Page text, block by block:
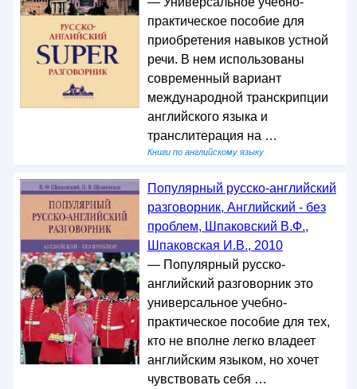
практическое пособие для
приобретения навыков устной
речи. В нем использованы
современный вариант
международной транскрипции
английского языка и
транслитерация на …
Книги по английскому языку
Популярный русско-английский
разговорник, Английский - без
проблем, Шпаковский В.Ф.,
Шпаковская И.В., 2010
— Популярный русско-
английский разговорник это
универсальное учебно-
практическое пособие для тех,
кто не вполне легко владеет
английским языком, но хочет
чувствовать себя …